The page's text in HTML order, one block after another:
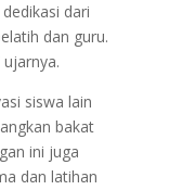
dari
dan guru.
siswa lain
bakat
ini juga
dan latihan